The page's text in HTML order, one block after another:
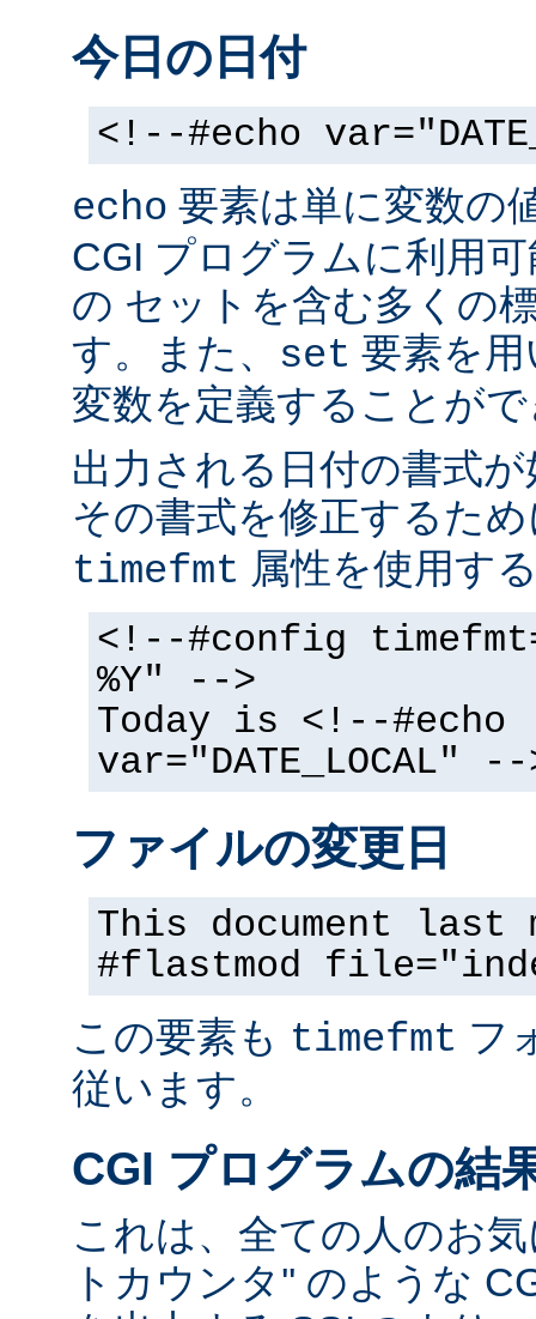
今日の日付
<!--#echo
echo 要素は単に変数の
CGI プログラムに利用
の セットを含む多くの
す。また、 set 要素を
変数を定義することが
出力される日付の書式
その書式を修正するた
timefmt 属性を使用す
<!--#config
%Y" -->
Today is <!--#echo
var="DATE_LOCAL" --
ファイルの変更日
This document
#flastmod
この要素も timefmt フ
従います。
CGI プログラムの結
これは、全ての人のお
トカウンタ'' のような